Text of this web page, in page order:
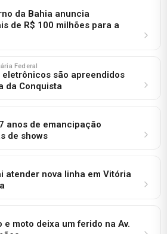
da Bahia anuncia
de R$ 100 milhões para a
Federal
são apreendidos
da Conquista
anos de emancipação
de shows
atender nova linha em Vitória
moto deixa um ferido na Av.